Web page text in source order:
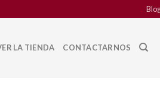
LA TIENDA CONTACTARNOS